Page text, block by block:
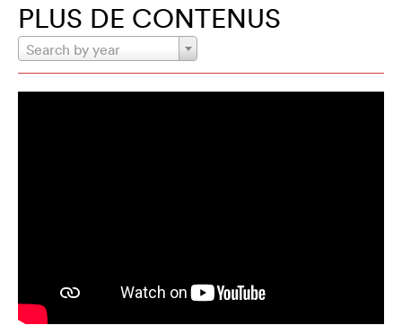
PLUS DE CONTENUS
Search by year